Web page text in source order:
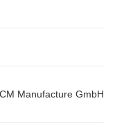
Manufacture GmbH